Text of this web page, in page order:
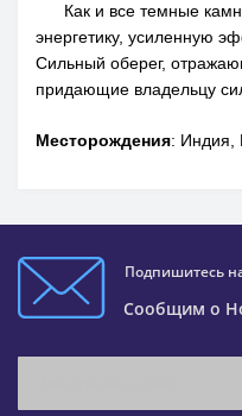
Как и все темные
энергетику, усиленную
Сильный оберег,
придающие владельцу
Месторождения: Индия,
Подпишитесь
Сообщим о